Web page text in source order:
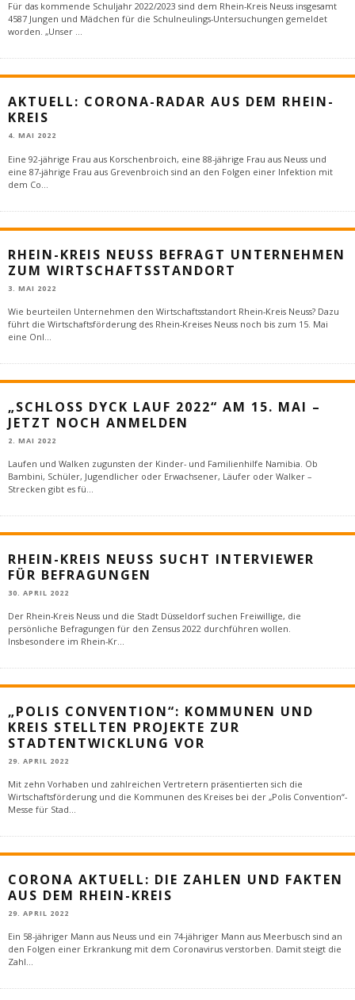
Für das kommende Schuljahr 2022/2023 sind dem Rhein-Kreis Neuss insgesamt
4587 Jungen und Mädchen für die Schulneulings-Untersuchungen gemeldet
worden. „Unser ...
AKTUELL: CORONA-RADAR AUS DEM RHEIN-
KREIS
4. MAI 2022
Eine 92-jährige Frau aus Korschenbroich, eine 88-jährige Frau aus Neuss und
eine 87-jährige Frau aus Grevenbroich sind an den Folgen einer Infektion mit
dem Co
RHEIN-KREIS NEUSS BEFRAGT UNTERNEHMEN
ZUM WIRTSCHAFTSSTANDORT
3. MAI 2022
Wie beurteilen Unternehmen den Wirtschaftsstandort Rhein-Kreis Neuss? Dazu
führt die Wirtschaftsförderung des Rhein-Kreises Neuss noch bis zum 15. Mai
eine Onl
„SCHLOSS DYCK LAUF 2022“ AM 15. MAI –
JETZT NOCH ANMELDEN
2. MAI 2022
Laufen und Walken zugunsten der Kinder- und Familienhilfe Namibia. Ob
Bambini, Schüler, Jugendlicher oder Erwachsener, Läufer oder Walker –
Strecken gibt es fü
RHEIN-KREIS NEUSS SUCHT INTERVIEWER
FÜR BEFRAGUNGEN
30. APRIL 2022
Der Rhein-Kreis Neuss und die Stadt Düsseldorf suchen Freiwillige, die
persönliche Befragungen für den Zensus 2022 durchführen wollen.
Insbesondere im Rhein-Kr
„POLIS CONVENTION“: KOMMUNEN UND
KREIS STELLTEN PROJEKTE ZUR
STADTENTWICKLUNG VOR
29. APRIL 2022
Mit zehn Vorhaben und zahlreichen Vertretern präsentierten sich die
Wirtschaftsförderung und die Kommunen des Kreises bei der „Polis Convention“-
Messe für Stad
CORONA AKTUELL: DIE ZAHLEN UND FAKTEN
AUS DEM RHEIN-KREIS
29. APRIL 2022
Ein 58-jähriger Mann aus Neuss und ein 74-jähriger Mann aus Meerbusch sind an
den Folgen einer Erkrankung mit dem Coronavirus verstorben. Damit steigt die
Zahl...